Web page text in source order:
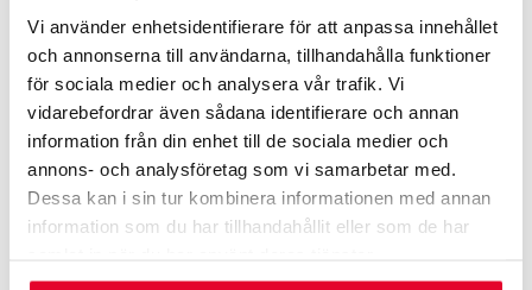
Vi använder enhetsidentifierare för att anpassa innehållet
och annonserna till användarna, tillhandahålla funktioner
för sociala medier och analysera vår trafik. Vi
vidarebefordrar även sådana identifierare och annan
information från din enhet till de sociala medier och
annons- och analysföretag som vi samarbetar med.
Dessa kan i sin tur kombinera informationen med annan
information som du har tillhandahållit eller som de har
HUSSKYLT – MODERN
Husskylt – 600×210 vit
text
Från580kr
HUSSKYLT – EMALJLOOK
Husskylt i emaljlook –
150×150 vit text
Från240 kr